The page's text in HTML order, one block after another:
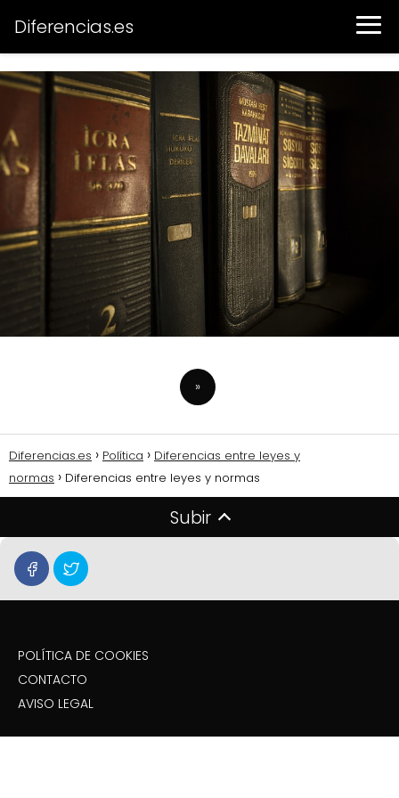
Diferencias.es
»
Diferencias.es Política
Diferencias entre leyes y
normas
Diferencias entre leyes y normas
Subir
POLÍTICA DE COOKIES
CONTACTO
AVISO LEGAL